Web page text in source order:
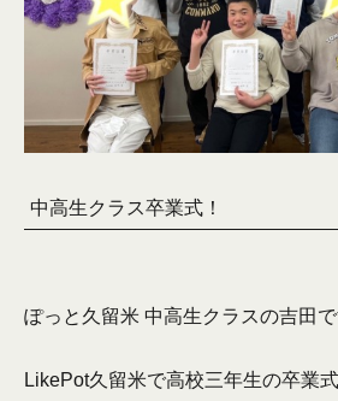
中高生クラス卒業式！
ぽっと久留米 中高生クラスの吉田で
LikePot久留米で高校三年生の卒業